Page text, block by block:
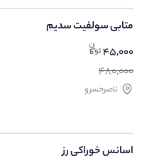
متابی سولفیت سدیم
45,000
480,000
ناصرخسرو
اسانس خوراکی رز